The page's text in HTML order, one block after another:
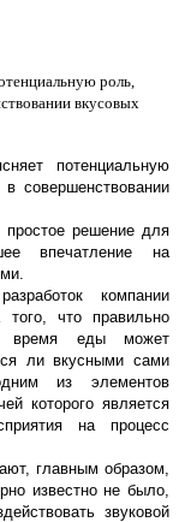
роль,
вкусовых
потенциальную
совершенствовании
простое решение для
впечатление на
компании
того, что правильно
время еды может
ли вкусными сами
из элементов
которого является
на процесс
главным образом,
известно не было,
звуковой